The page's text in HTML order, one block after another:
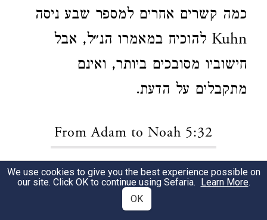
כמה קשרים אחרים למספר שבע ניסה
Kuhn להוכיח במאמרו הנ״ל, אבל
חישוביו מסובכים ביותר, ואינם
מתקבלים על הדעת.
From Adam to Noah 5:32
1 פיסקה עשירית: נח
כאן הנוסחה הרגילה אינה באה לידי
We use cookies to give you the best experience possible on
our site. Click OK to continue using Sefaria. Learn More.
OK